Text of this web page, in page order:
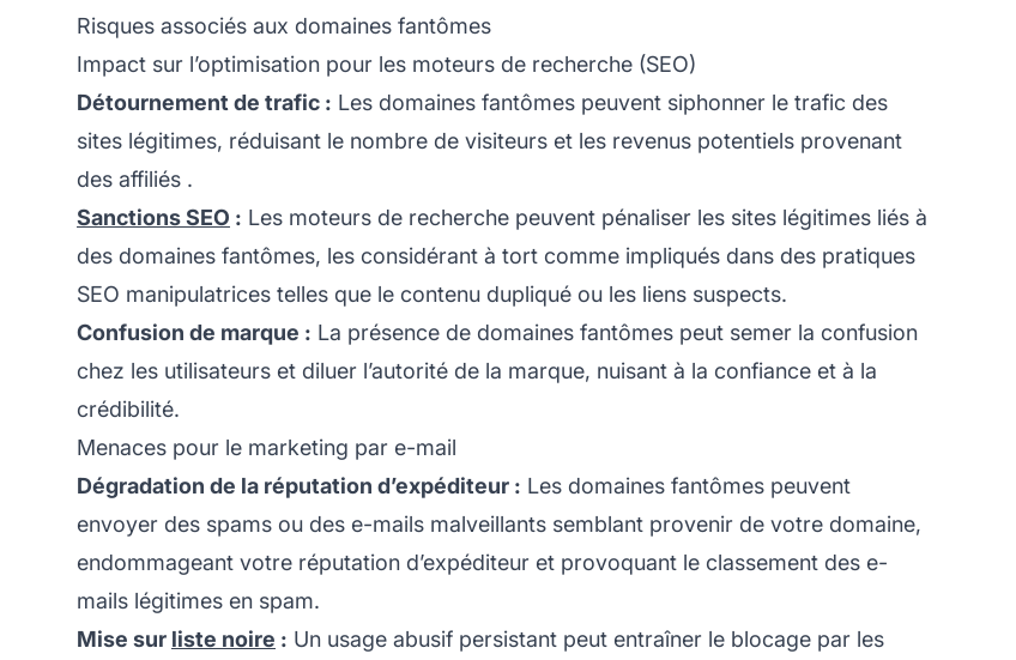
Risques associés aux domaines fantômes
Impact sur l’optimisation pour les moteurs de recherche (SEO)
Détournement de trafic : Les domaines fantômes peuvent siphonner le trafic des
sites légitimes, réduisant le nombre de visiteurs et les revenus potentiels provenant
des affiliés .
Sanctions SEO : Les moteurs de recherche peuvent pénaliser les sites légitimes liés à
des domaines fantômes, les considérant à tort comme impliqués dans des pratiques
SEO manipulatrices telles que le contenu dupliqué ou les liens suspects.
Confusion de marque : La présence de domaines fantômes peut semer la confusion
chez les utilisateurs et diluer l’autorité de la marque, nuisant à la confiance et à la
crédibilité.
Menaces pour le marketing par e-mail
Dégradation de la réputation d’expéditeur : Les domaines fantômes peuvent
envoyer des spams ou des e-mails malveillants semblant provenir de votre domaine,
endommageant votre réputation d’expéditeur et provoquant le classement des e-
mails légitimes en spam.
Mise sur liste noire : Un usage abusif persistant peut entraîner le blocage par les